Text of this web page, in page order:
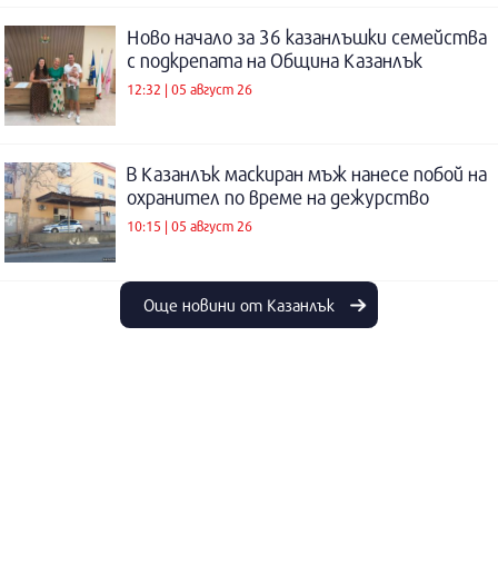
Ново начало за 36 казанлъшки семейства
с подкрепата на Община Казанлък
12:32 | 05 август 26
В Казанлък маскиран мъж нанесе побой на
охранител по време на дежурство
10:15 | 05 август 26
Още новини от Казанлък